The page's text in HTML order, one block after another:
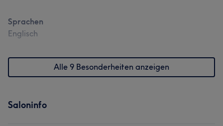
Sprachen
Englisch
Alle 9 Besonderheiten anzeigen
Saloninfo